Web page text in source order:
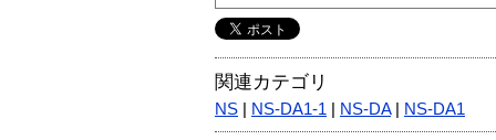
関連カテゴリ
NS NS-DA1-1 NS-DA| NS-DA1